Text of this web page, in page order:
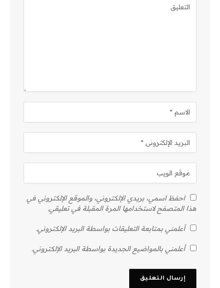
احفظ اسمي، بريدي الإلكتروني، والموقع الإلكتروني في
هذا المتصفح لاستخدامها المرة المقبلة في تعليقي.
أعلمني بمتابعة التعليقات بواسطة البريد الإلكتروني.
أعلمني بالمواضيع الجديدة بواسطة البريد الإلكتروني.